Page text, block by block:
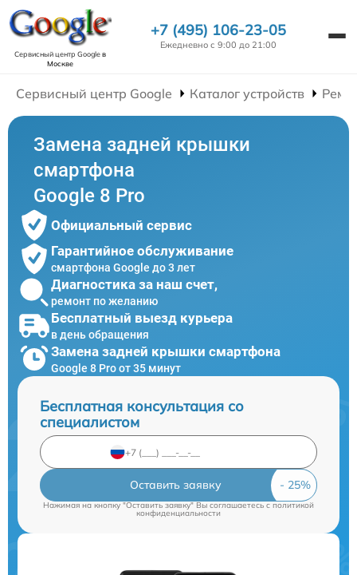
Сервисный центр Googleв
Москве
+7 (495) 106-23-05
Ежедневно с 9:00 до 21:00
Сервисный центр Google Каталог устройств
Замена задней крышки
смартфона
Google 8 Pro
Официальный сервис
Гарантийное обслуживание
смартфона Google до 3 лет
Диагностика за наш счет,
ремонт по желанию
Бесплатный выезд курьера
в день обращения
Замена задней крышки смартфона
Google 8 Pro от 35 минут
Бесплатная консультация со
специалистом
Оставить заявку
Нажимая на кнопку "Оставить заявку" Вы соглашаетесь c политикой
конфиденциальности